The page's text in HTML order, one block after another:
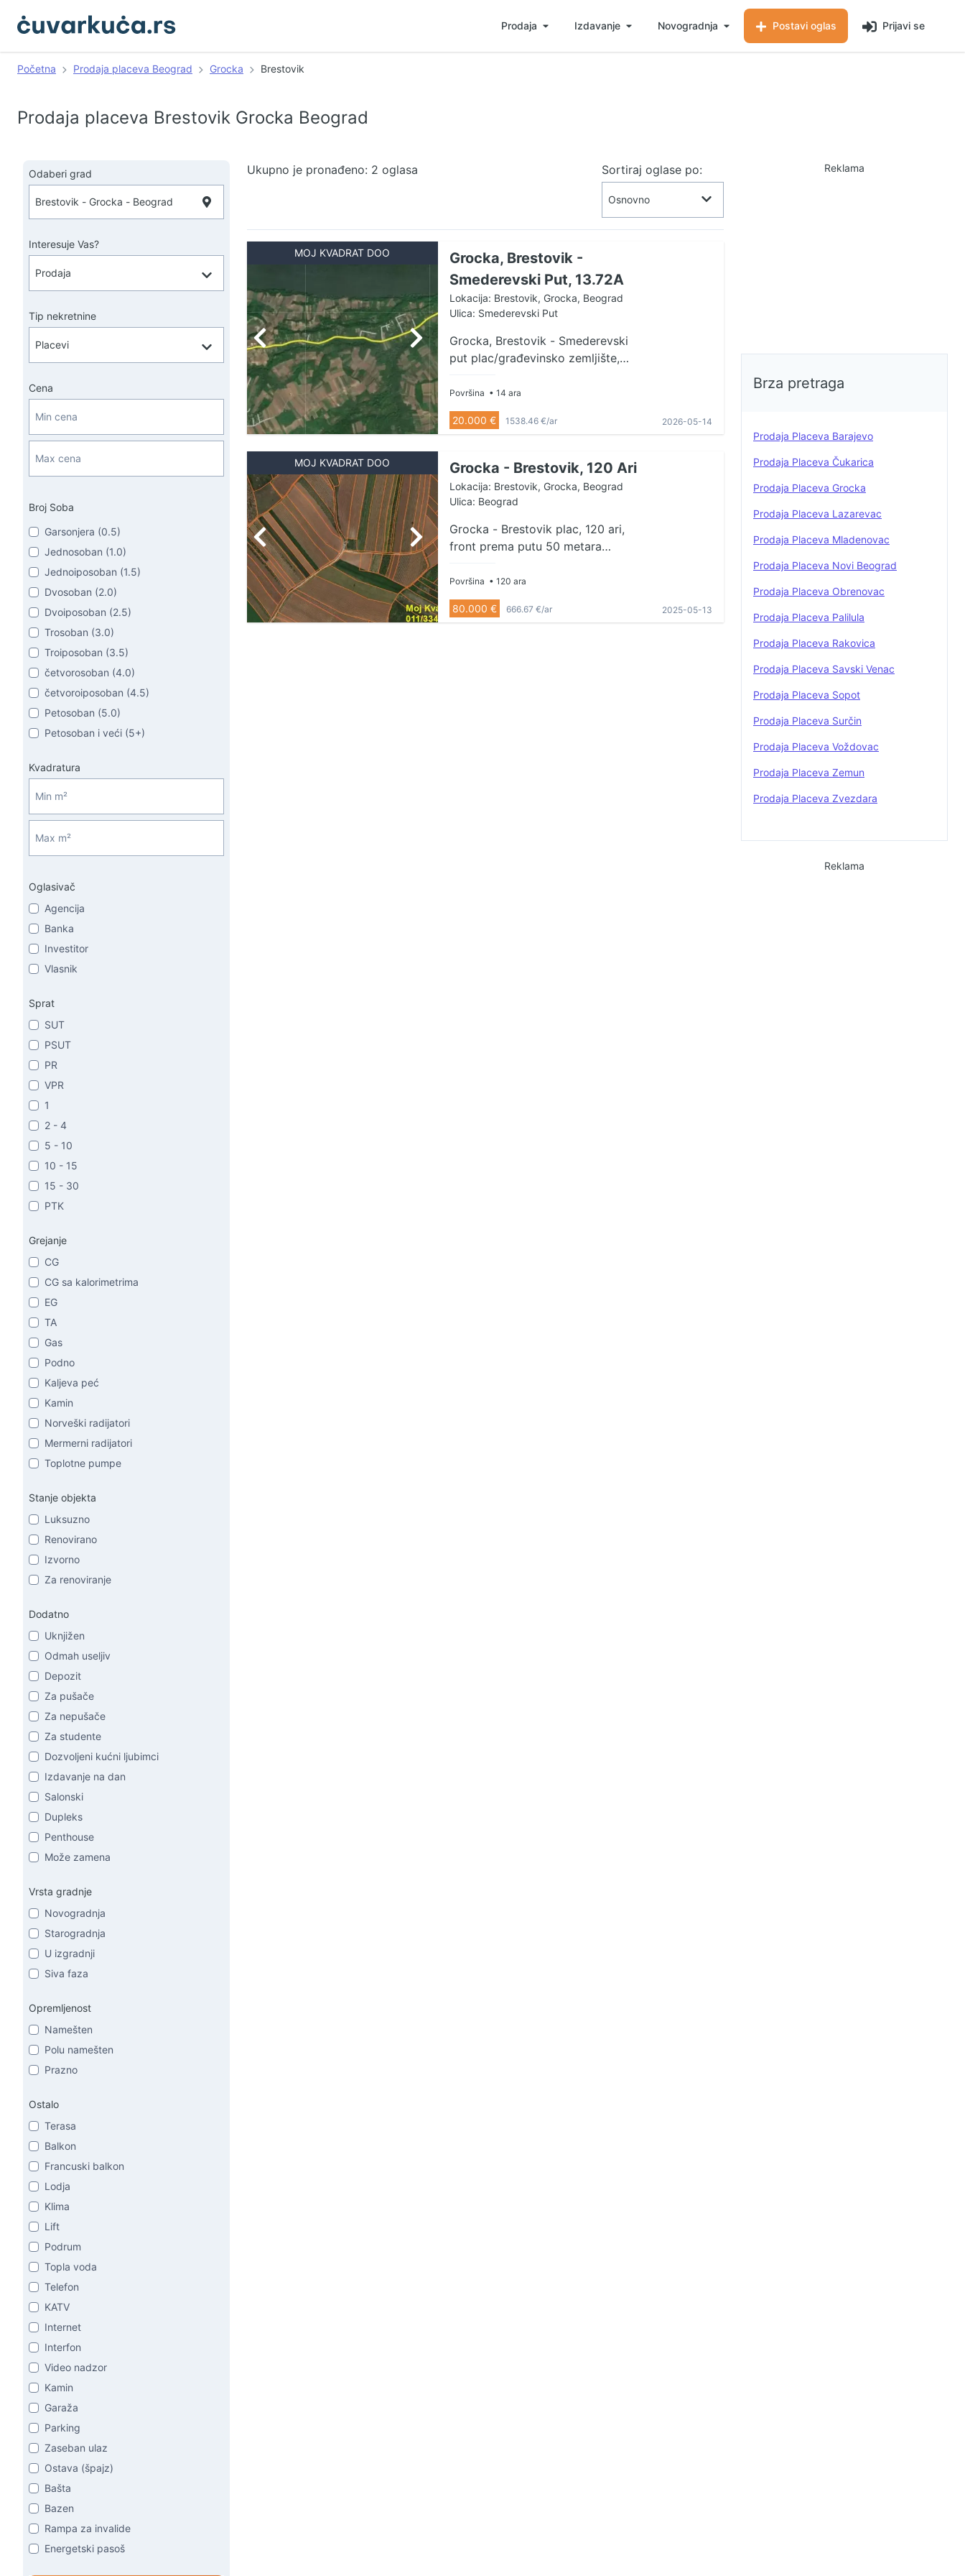
Prodaja Izdavanje Novogradnja Postavi oglas Prijavi se
Početna Prodaja placeva Beograd Grocka Brestovik
Prodaja placeva Brestovik Grocka Beograd
Odaberi grad
Interesuje Vas?
Tip nekretnine
Cena
Broj Soba
Garsonjera (0.5)
Jednosoban (1.0)
Jednoiposoban (1.5)
Dvosoban (2.0)
Dvoiposoban (2.5)
Trosoban (3.0)
Troiposoban (3.5)
četvorosoban (4.0)
četvoroiposoban (4.5)
Petosoban (5.0)
Petosoban i veći (5+)
Kvadratura
Oglasivač
Agencija
Banka
Investitor
Vlasnik
Sprat
SUT
PSUT
PR
VPR
1
2 - 4
5 - 10
10 - 15
15 - 30
PTK
Grejanje
CG
CG sa kalorimetrima
EG
TA
Gas
Podno
Kaljeva peć
Kamin
Norveški radijatori
Mermerni radijatori
Toplotne pumpe
Stanje objekta
Luksuzno
Renovirano
Izvorno
Za renoviranje
Dodatno
Uknjižen
Odmah useljiv
Depozit
Za pušače
Za nepušače
Za studente
Dozvoljeni kućni ljubimci
Izdavanje na dan
Salonski
Dupleks
Penthouse
Može zamena
Vrsta gradnje
Novogradnja
Starogradnja
U izgradnji
Siva faza
Opremljenost
Namešten
Polu namešten
Prazno
Ostalo
Terasa
Balkon
Francuski balkon
Lodja
Klima
Lift
Podrum
Topla voda
Telefon
KATV
Internet
Interfon
Video nadzor
Kamin
Garaža
Parking
Zaseban ulaz
Ostava (špajz)
Bašta
Bazen
Rampa za invalide
Energetski pasoš
Ukupno je pronađeno: 2 oglasa Sortiraj oglase po:
MOJ KVADRAT DOO
Grocka, Brestovik -
Smederevski Put, 13.72A
Lokacija: Brestovik, Grocka, Beograd
Ulica: Smederevski Put
Grocka, Brestovik - Smederevski
put plac/građevinsko zemljište,
ponudi plac - građevinsko
zemljište površine 13.72a u Velikom
Rujištu, u Brestoviku, Nalazi se
na asfalt sa frontom prema ulici od
20m. Ispred placa su priključci za
struju i vodu. Uknjižen na 1372m2.
Bogdan Obradović
Površina • 14 ara
20.000 € 1538.46 €/ar 2026-05-14
MOJ KVADRAT DOO Grocka - Brestovik, 120 Ari
Lokacija: Brestovik, Grocka, Beograd
Ulica: Beograd
Grocka - Brestovik plac, 120 ari,
front prema putu 50 metara
blizini Grocke. Plac je veličine 120
ari, potpuno ravan i do njega može
da se dođe sa obe strane. Stiže se
Površina • 120 ara
80.000 € 666.67 €/ar 2025-05-13
Reklama
Brza pretraga
Prodaja Placeva Barajevo
Prodaja Placeva Čukarica
Prodaja Placeva Grocka
Prodaja Placeva Lazarevac
Prodaja Placeva Mladenovac
Prodaja Placeva Novi Beograd
Prodaja Placeva Obrenovac
Prodaja Placeva Palilula
Prodaja Placeva Rakovica
Prodaja Placeva Savski Venac
Prodaja Placeva Sopot
Prodaja Placeva Surčin
Prodaja Placeva Voždovac
Prodaja Placeva Zemun
Prodaja Placeva Zvezdara
Reklama